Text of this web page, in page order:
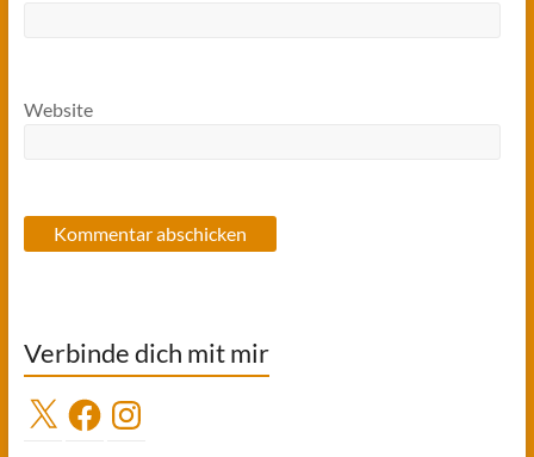
Website
Verbinde dich mit mir
X FacebookInstagram